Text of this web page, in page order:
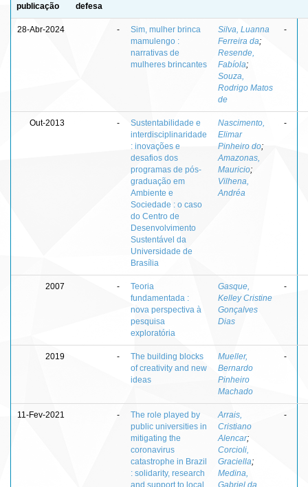
publicação
defesa
28-Abr-2024 -
Sim, mulher brinca
mamulengo :
narrativas de
mulheres brincantes
Silva, Luanna
Ferreira da;
Resende,
Fabíola;
Souza,
Rodrigo Matos
de
-
Out-2013 -
Sustentabilidade e
interdisciplinaridade
: inovações e
desafios dos
programas de pós-
graduação em
Ambiente e
Sociedade : o caso
do Centro de
Desenvolvimento
Sustentável da
Universidade de
Brasília
Nascimento,
Elimar
Pinheiro do;
Amazonas,
Mauricio;
Vilhena,
Andréa
-
2007 -
Teoria
fundamentada :
nova perspectiva à
pesquisa
exploratória
Gasque,
Kelley Cristine
Gonçalves
Dias
-
2019 -
The building blocks
of creativity and new
ideas
Mueller,
Bernardo
Pinheiro
Machado
-
11-Fev-2021 -
The role played by
public universities in
mitigating the
coronavirus
catastrophe in Brazil
: solidarity, research
and support to local
Arrais,
Cristiano
Alencar;
Corcioli,
Graciella;
Medina,
Gabriel da
-